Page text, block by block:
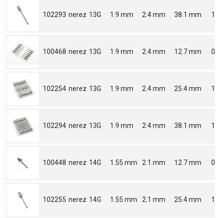
102293 nerez 13G 1.9 mm 2.4 mm 38.1 mm
100468 nerez 13G 1.9 mm 2.4 mm 12.7 mm
102254 nerez 13G 1.9 mm 2.4 mm 25.4 mm 1
102294 nerez 13G 1.9 mm 2.4 mm 38.1 mm
100448 nerez 14G 1.55 mm 2.1 mm 12.7 mm
102255 nerez 14G 1.55 mm 2.1 mm 25.4 mm 1